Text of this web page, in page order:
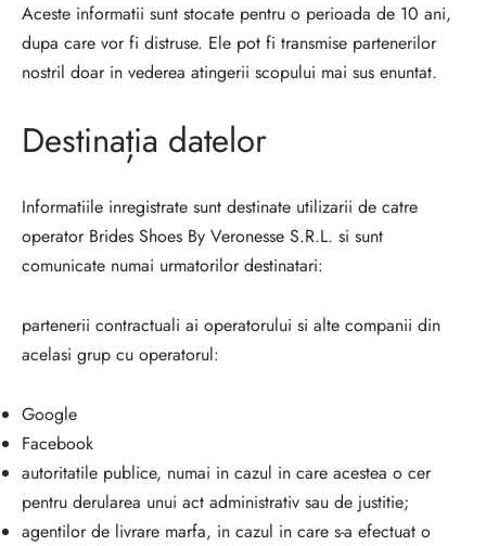
Aceste informatii sunt stocate pentru o perioada de 10 ani,
dupa care vor fi distruse. Ele pot fi transmise partenerilor
nostril doar in vederea atingerii scopului mai sus enuntat.
Destinația datelor
Informatiile inregistrate sunt destinate utilizarii de catre
operator Brides Shoes By Veronesse S.R.L. si sunt
comunicate numai urmatorilor destinatari:
partenerii contractuali ai operatorului si alte companii din
acelasi grup cu operatorul:
Google
Facebook
autoritatile publice, numai in cazul in care acestea o cer
pentru derularea unui act administrativ sau de justitie;
agentilor de livrare marfa, in cazul in care s-a efectuat o